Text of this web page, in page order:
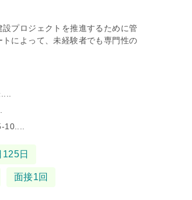
プロジェクトを推進するために管
によって、未経験者でも専門性の
日
面接1回